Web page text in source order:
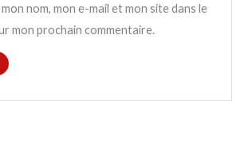
nom, mon e-mail et mon site dans le
mon prochain commentaire.